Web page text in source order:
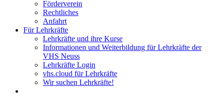
Förderverein
Rechtliches
Anfahrt
Für Lehrkräfte
Lehrkräfte und ihre Kurse
Informationen und Weiterbildung für Lehrkräfte der
VHS Neuss
Lehrkräfte Login
vhs.cloud für Lehrkräfte
Wir suchen Lehrkräfte!